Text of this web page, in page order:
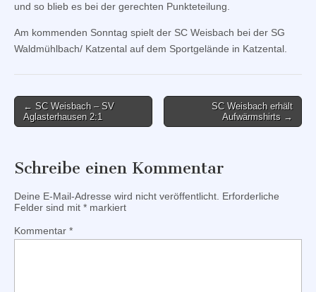
und so blieb es bei der gerechten Punkteteilung.
Am kommenden Sonntag spielt der SC Weisbach bei der SG
Waldmühlbach/ Katzental auf dem Sportgelände in Katzental.
Post
navigation
← SC Weisbach – SV
Aglasterhausen 2:1
SC Weisbach erhält
Aufwärmshirts →
Schreibe einen Kommentar
Deine E-Mail-Adresse wird nicht veröffentlicht. Erforderliche
Felder sind mit * markiert
Kommentar *